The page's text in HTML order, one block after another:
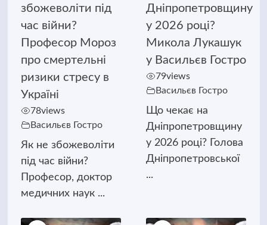
збожеволіти під
час війни?
Професор Мороз
про смертельні
ризики стресу в
Україні
78views
Васильєв Гостро
Як не збожеволіти
під час війни?
Професор, доктор
медичних наук ...
Дніпропетровщину
у 2026 році?
Микола Лукашук
у Васильєв Гостро
79views
Васильєв Гостро
Що чекає на
Дніпропетровщину
у 2026 році? Голова
Дніпропетровської
...